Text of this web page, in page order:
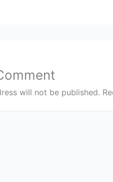
will not be published.